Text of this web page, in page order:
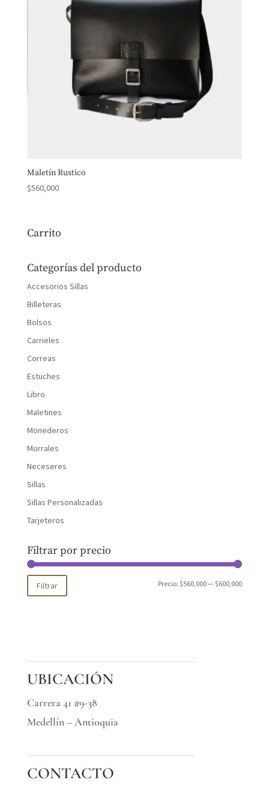
Maletín Rustico
$560,000
Carrito
Categorías del producto
Accesorios Sillas
Billeteras
Bolsos
Carrieles
Correas
Estuches
Libro
Maletines
Monederos
Morrales
Neceseres
Sillas
Sillas Personalizadas
Tarjeteros
Filtrar por precio
Precio
Precio
Filtrar Precio: $560,000— $600,000
UBICACIÓN
Carrera 41 #9-38
Medellín – Antioquia
CONTACTO